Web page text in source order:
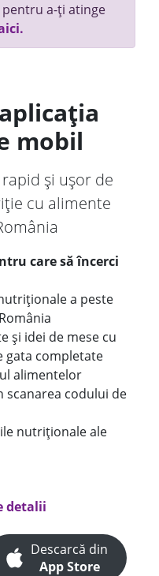
pentru a-ți atinge
mobil
rapid și ușor de
cu alimente
care să încerci
a peste
și idei de mese cu
completate
alimentelor
scanarea codului de
nutriționale ale
detalii
Descarcă din
App Store